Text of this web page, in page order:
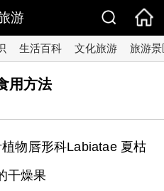
游
生活百科 文化旅游 旅游景
用方法
物唇形科Labiatae 夏枯
干燥果